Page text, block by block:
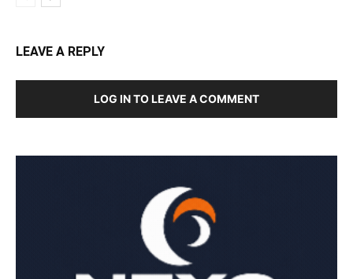
LEAVE A REPLY
LOG IN TO LEAVE A COMMENT